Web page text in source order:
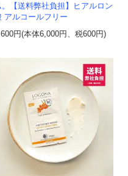
。【送料弊社負担】ヒアルロン
アルコールフリー
円(本体6,000円、税600円)